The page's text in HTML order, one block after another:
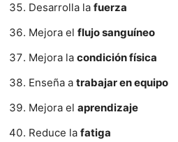
Desarrolla la fuerza
Mejora el flujo sanguíneo
Mejora la condición física
Enseña a trabajar en equipo
Mejora el aprendizaje
Reduce la fatiga